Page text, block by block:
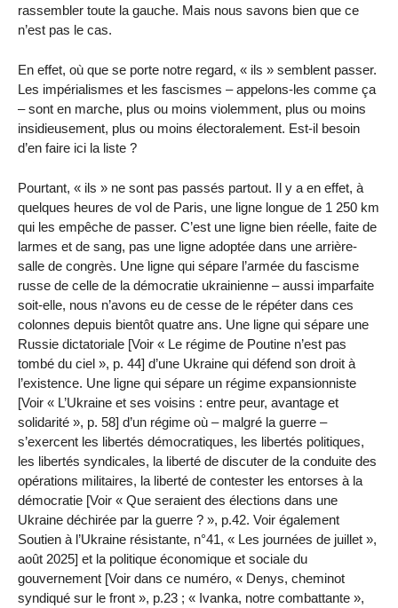
rassembler toute la gauche. Mais nous savons bien que ce
n’est pas le cas.
En effet, où que se porte notre regard, « ils » semblent passer.
Les impérialismes et les fascismes – appelons-les comme ça
– sont en marche, plus ou moins violemment, plus ou moins
insidieusement, plus ou moins électoralement. Est-il besoin
d’en faire ici la liste ?
Pourtant, « ils » ne sont pas passés partout. Il y a en effet, à
quelques heures de vol de Paris, une ligne longue de 1 250 km
qui les empêche de passer. C’est une ligne bien réelle, faite de
larmes et de sang, pas une ligne adoptée dans une arrière-
salle de congrès. Une ligne qui sépare l’armée du fascisme
russe de celle de la démocratie ukrainienne – aussi imparfaite
soit-elle, nous n’avons eu de cesse de le répéter dans ces
colonnes depuis bientôt quatre ans. Une ligne qui sépare une
Russie dictatoriale [Voir « Le régime de Poutine n’est pas
tombé du ciel », p. 44] d’une Ukraine qui défend son droit à
l’existence. Une ligne qui sépare un régime expansionniste
[Voir « L’Ukraine et ses voisins : entre peur, avantage et
solidarité », p. 58] d’un régime où – malgré la guerre –
s’exercent les libertés démocratiques, les libertés politiques,
les libertés syndicales, la liberté de discuter de la conduite des
opérations militaires, la liberté de contester les entorses à la
démocratie [Voir « Que seraient des élections dans une
Ukraine déchirée par la guerre ? », p.42. Voir également
Soutien à l’Ukraine résistante, n°41, « Les journées de juillet »,
août 2025] et la politique économique et sociale du
gouvernement [Voir dans ce numéro, « Denys, cheminot
syndiqué sur le front », p.23 ; « Ivanka, notre combattante »,